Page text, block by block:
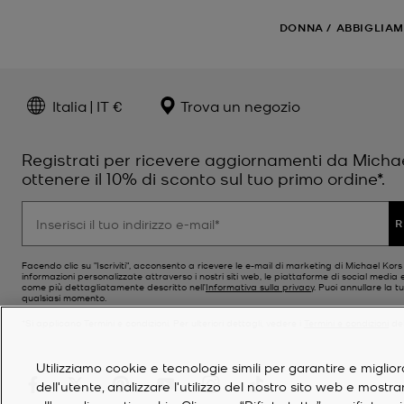
DONNA /
Italia | IT € Trova un negozio
Registrati per ricevere aggiornamenti da
ottenere il 10% di sconto sul tuo primo ordine*.
Facendo clic su "Iscriviti", acconsento a ricevere le e-mail di marketing di Michael
informazioni personalizzate attraverso i nostri siti web, le piattaforme di social media
come più dettagliatamente descritto nell’Informativa sulla privacy. Puoi annullare la
qualsiasi momento.
Utilizziamo cookie e tecnologie simili per garantire e
dell'utente, analizzare l'utilizzo del nostro sito web e